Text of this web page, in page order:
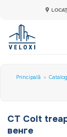
content
Principală » Catalog
CT Colt
венге